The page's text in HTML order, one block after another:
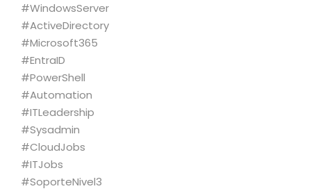
#WindowsServer
#ActiveDirectory
#Microsoft365
#EntraID
#PowerShell
#Automation
#ITLeadership
#Sysadmin
#CloudJobs
#ITJobs
#SoporteNivel3